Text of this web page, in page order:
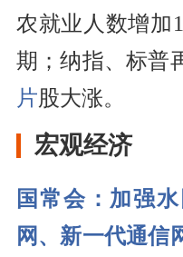
农就业人数增加
期；纳指、标普
片股大涨。
宏观经济
国常会：加强
网、新一代通信